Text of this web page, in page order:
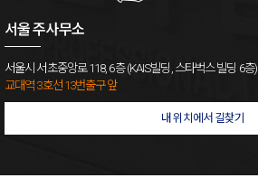
서울 주사무소
서울시 서초중앙로 118, 6층 (KAIS빌딩, 스타벅스 빌딩 6층)
교대역 3호선 13번출구 앞
내 위치에서 길찾기